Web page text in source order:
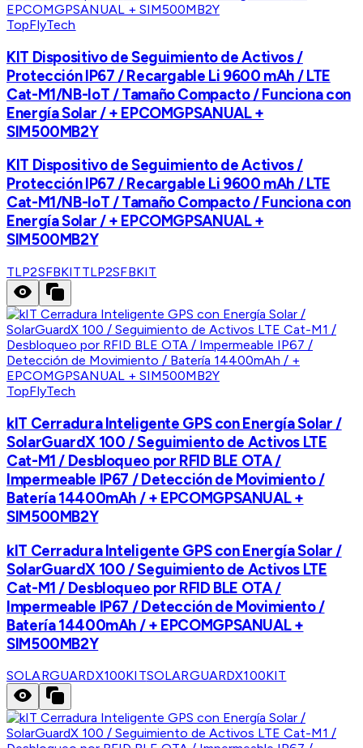
TopFlyTech
KIT Dispositivo de Seguimiento de Activos /
Protección IP67 / Recargable Li 9600 mAh / LTE
Cat-M1/NB-IoT / Tamaño Compacto / Funciona con
Energía Solar / + EPCOMGPSANUAL +
SIM500MB2Y
KIT Dispositivo de Seguimiento de Activos /
Protección IP67 / Recargable Li 9600 mAh / LTE
Cat-M1/NB-IoT / Tamaño Compacto / Funciona con
Energía Solar / + EPCOMGPSANUAL +
SIM500MB2Y
TLP2SFBKITTLP2SFBKIT
TopFlyTech
kIT Cerradura Inteligente GPS con Energía Solar /
SolarGuardX 100 / Seguimiento de Activos LTE
Cat-M1 / Desbloqueo por RFID BLE OTA /
Impermeable IP67 / Detección de Movimiento /
Batería 14400mAh / + EPCOMGPSANUAL +
SIM500MB2Y
kIT Cerradura Inteligente GPS con Energía Solar /
SolarGuardX 100 / Seguimiento de Activos LTE
Cat-M1 / Desbloqueo por RFID BLE OTA /
Impermeable IP67 / Detección de Movimiento /
Batería 14400mAh / + EPCOMGPSANUAL +
SIM500MB2Y
SOLARGUARDX100KITSOLARGUARDX100KIT